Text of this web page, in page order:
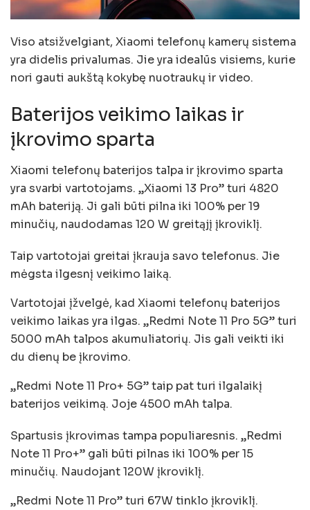
Viso atsižvelgiant, Xiaomi telefonų kamerų sistema
yra didelis privalumas. Jie yra idealūs visiems, kurie
nori gauti aukštą kokybę nuotraukų ir video.
Baterijos veikimo laikas ir
įkrovimo sparta
Xiaomi telefonų baterijos talpa ir įkrovimo sparta
yra svarbi vartotojams. „Xiaomi 13 Pro” turi 4820
mAh bateriją. Ji gali būti pilna iki 100% per 19
minučių, naudodamas 120 W greitąjį įkroviklį.
Taip vartotojai greitai įkrauja savo telefonus. Jie
mėgsta ilgesnį veikimo laiką.
Vartotojai įžvelgė, kad Xiaomi telefonų baterijos
veikimo laikas yra ilgas. „Redmi Note 11 Pro 5G” turi
5000 mAh talpos akumuliatorių. Jis gali veikti iki
du dienų be įkrovimo.
„Redmi Note 11 Pro+ 5G” taip pat turi ilgalaikį
baterijos veikimą. Joje 4500 mAh talpa.
Spartusis įkrovimas tampa populiaresnis. „Redmi
Note 11 Pro+” gali būti pilnas iki 100% per 15
minučių. Naudojant 120W įkroviklį.
„Redmi Note 11 Pro” turi 67W tinklo įkroviklį.